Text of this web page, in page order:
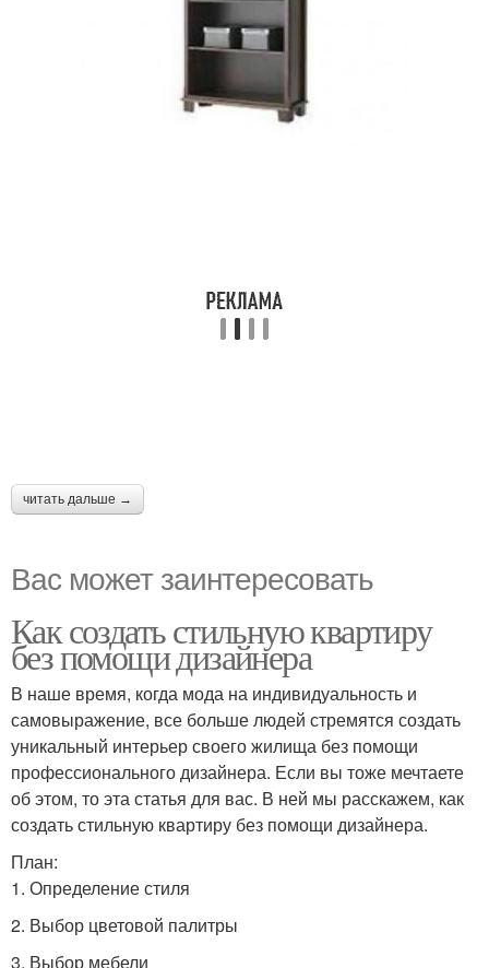
читать дальше →
Вас может заинтересовать
Как создать стильную квартиру
без помощи дизайнера
В наше время, когда мода на индивидуальность и
самовыражение, все больше людей стремятся создать
уникальный интерьер своего жилища без помощи
профессионального дизайнера. Если вы тоже мечтаете
об этом, то эта статья для вас. В ней мы расскажем, как
создать стильную квартиру без помощи дизайнера.
План:
1. Определение стиля
2. Выбор цветовой палитры
3. Выбор мебели